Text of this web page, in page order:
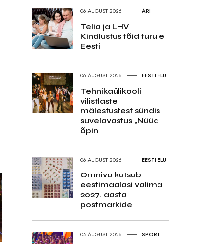
06.AUGUST 2026 ÄRI
Telia ja LHV
Kindlustus tõid turule
Eesti
06.AUGUST 2026 EESTI ELU
Tehnikaülikooli
vilistlaste
mälestustest sündis
suvelavastus „Nüüd
õpin
06.AUGUST 2026 EESTI ELU
Omniva kutsub
eestimaalasi valima
2027. aasta
postmarkide
05.AUGUST 2026 SPORT